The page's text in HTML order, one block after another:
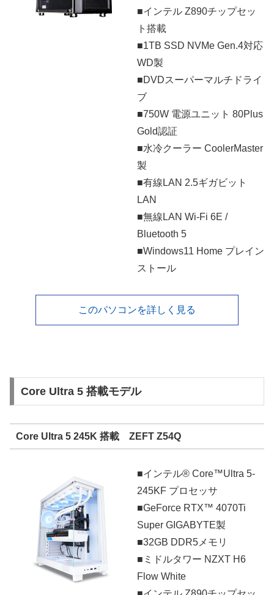
■インテル Z890チップセッ
ト搭載
■1TB SSD NVMe Gen.4対応
WD製
■DVDスーパーマルチドライ
ブ
■750W 電源ユニット 80Plus
Gold認証
■水冷クーラー CoolerMaster
製
■有線LAN 2.5ギガビット
LAN
■無線LAN Wi-Fi 6E /
Bluetooth 5
■Windows11 Home プレイン
ストール
このパソコンを詳しく見る
Core Ultra 5 搭載モデル
Core Ultra 5 245K 搭載 ZEFT Z54Q
■インテル® Core™Ultra 5-
245KF プロセッサ
■GeForce RTX™ 4070Ti
Super GIGABYTE製
■32GB DDR5メモリ
■ミドルタワー NZXT H6
Flow White